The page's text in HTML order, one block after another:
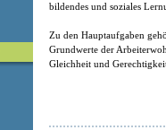
bildendes und soziales
Zu den Hauptaufgaben
Grundwerte der
Gleichheit und